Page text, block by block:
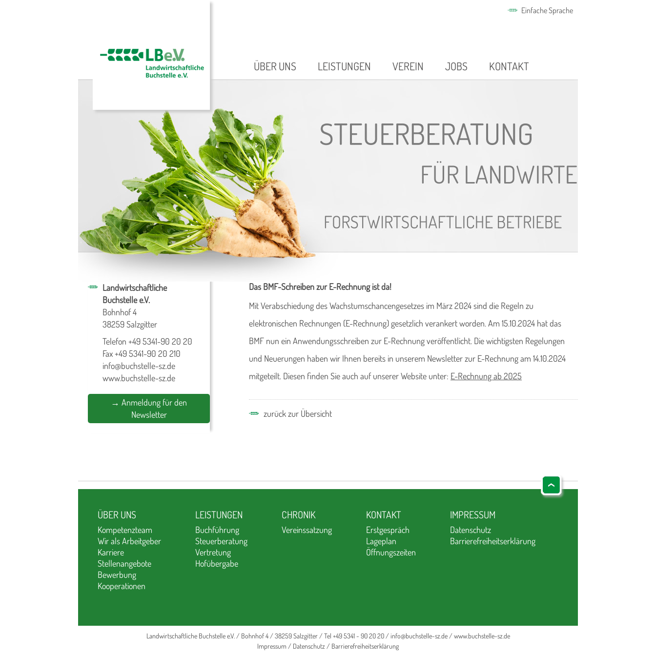
Einfache Sprache
ÜBER UNS LEISTUNGEN VEREIN JOBS KONTAKT
Das BMF-Schreiben zur E-Rechnung ist da!
Mit Verabschiedung des Wachstumschancengesetzes im März 2024 sind die Regeln zu
elektronischen Rechnungen (E-Rechnung) gesetzlich verankert worden. Am 15.10.2024 hat das
BMF nun ein Anwendungsschreiben zur E-Rechnung veröffentlicht. Die wichtigsten Regelungen
und Neuerungen haben wir Ihnen bereits in unserem Newsletter zur E-Rechnung am 14.10.2024
mitgeteilt. Diesen finden Sie auch auf unserer Website unter: E-Rechnung ab 2025
zurück zur Übersicht
Landwirtschaftliche
Buchstelle e.V.
Bohnhof 4
38259 Salzgitter
Telefon +49 5341-90 20 20
Fax +49 5341-90 20 210
info@buchstelle-sz.de
www.buchstelle-sz.de
→ Anmeldung für den
Newsletter
ÜBER UNS
Kompetenzteam
Wir als Arbeitgeber
Karriere
Stellenangebote
Bewerbung
Kooperationen
LEISTUNGEN
Buchführung
Steuerberatung
Vertretung
Hofübergabe
CHRONIK
Vereinssatzung
KONTAKT
Erstgespräch
Lageplan
Öffnungszeiten
IMPRESSUM
Datenschutz
Barrierefreiheitserklärung
Landwirtschaftliche Buchstelle e.V. / Bohnhof 4 / 38259 Salzgitter / Tel +49 5341 - 90 20 20 / info@buchstelle-sz.de/www.buchstelle-sz.de
Impressum / Datenschutz / Barrierefreiheitserklärung